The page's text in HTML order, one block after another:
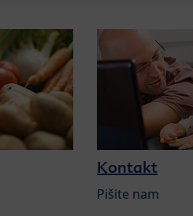
Kontakt
Pišite nam